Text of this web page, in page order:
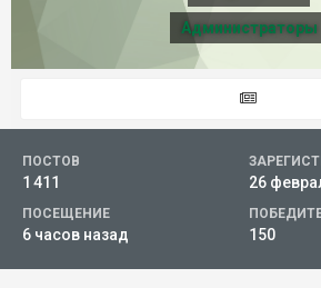
Администраторы
ПОСТОВ
1 411 26
ПОСЕЩЕНИЕ
6 часов назад 150